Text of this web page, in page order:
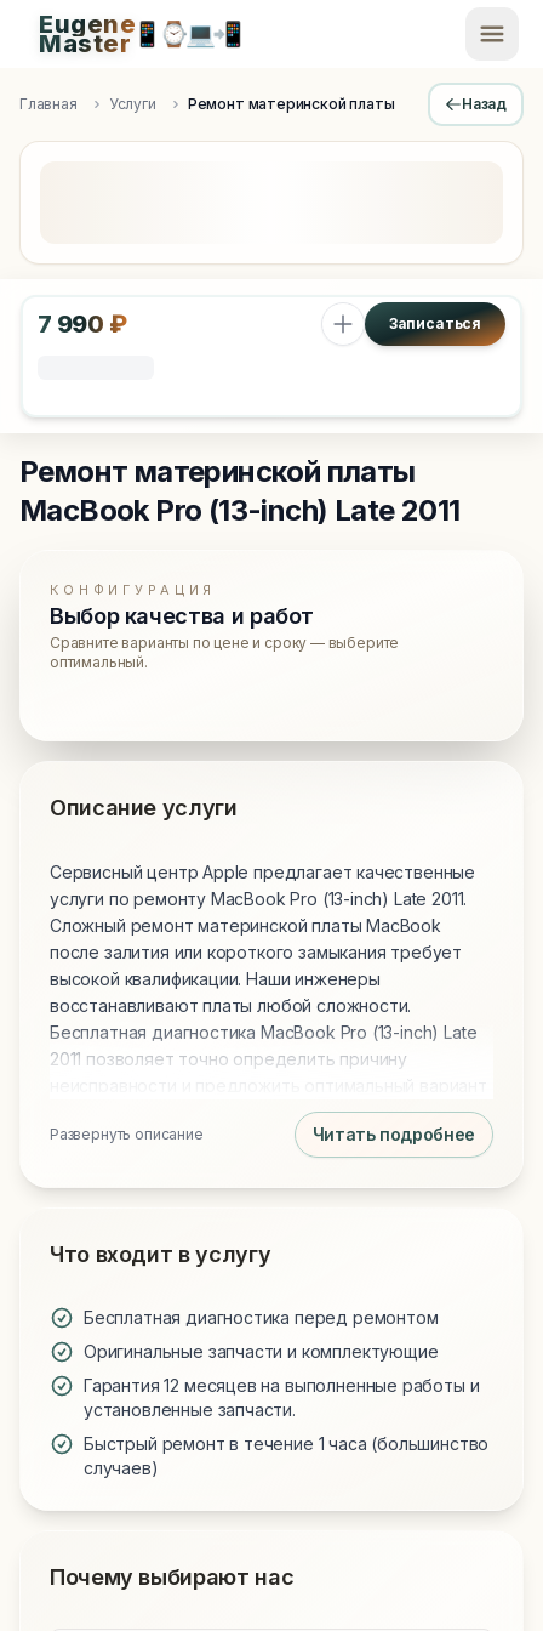
Apple Diagnostics & Engineering Authority in Saint
Eugene
Master📱 ⌚💻📲
Главная Услуги Ремонт материнской платы Назад
7 990 ₽ Записаться
Ремонт материнской платы
MacBook Pro (13-inch) Late 2011
КОНФИГУРАЦИЯ
Выбор качества и работ
Сравните варианты по цене и сроку — выберите
оптимальный.
Описание услуги
Сервисный центр Apple предлагает качественные
услуги по ремонту MacBook Pro (13-inch) Late 2011.
Сложный ремонт материнской платы MacBook
после залития или короткого замыкания требует
высокой квалификации. Наши инженеры
восстанавливают платы любой сложности.
Бесплатная диагностика MacBook Pro (13-inch) Late
2011 позволяет точно определить причину
Развернуть описание Читать подробнее
Что входит в услугу
Бесплатная диагностика перед ремонтом
Оригинальные запчасти и комплектующие
Гарантия 12 месяцев на выполненные работы и
установленные запчасти.
Быстрый ремонт в течение 1 часа (большинство
случаев)
Почему выбирают нас